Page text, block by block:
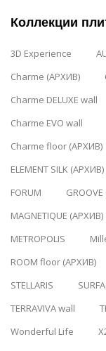
Коллекции
3D Experience
Charme (АРХИВ)
Charme DELUXE wall
Charme EVO wall
Charme floor (АРХИВ)
ELEMENT SILK (АРХИВ)
FORUM
MAGNETIQUE (АРХИВ)
METROPOLIS
ROOM floor (АРХИВ)
STELLARIS
TERRAVIVA wall
Wonderful Life